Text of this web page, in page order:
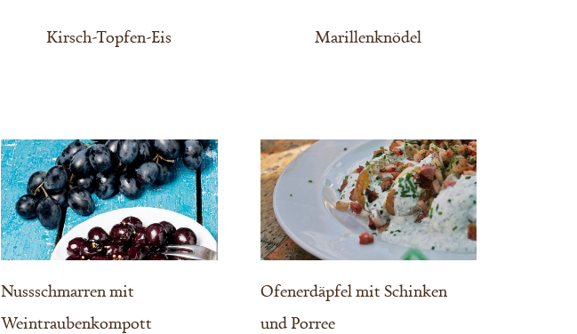
Kirsch-Topfen-Eis Marillenknödel
Nussschmarren mit
Weintraubenkompott
Ofenerdäpfel mit Schinken
und Porree